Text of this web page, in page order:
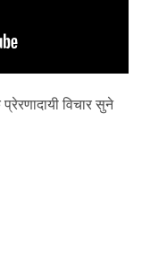
विचार सुने